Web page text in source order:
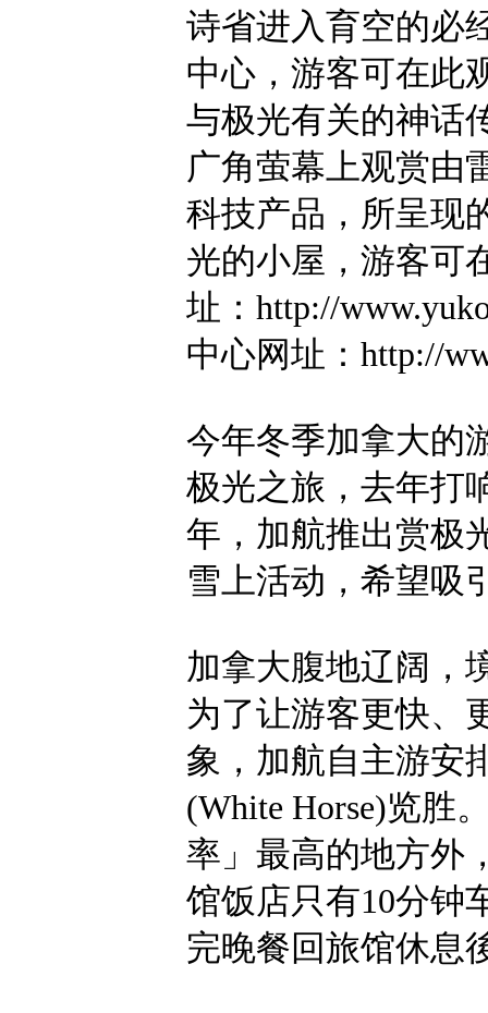
诗省进入育空的必
中心，游客可在此
与极光有关的神话
广角萤幕上观赏由
科技产品，所呈现
光的小屋，游客可
址：http://
中心网址：http://
今年冬季加拿大的
极光之旅，去年打
年，加航推出赏极
雪上活动，希望吸
加拿大腹地辽阔，
为了让游客更快、
象，加航自主游安
(White Horse)览胜
率」最高的地方外
馆饭店只有10分钟
完晚餐回旅馆休息